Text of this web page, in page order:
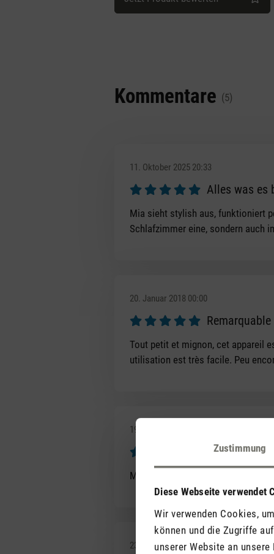
Zustimmung
Diese Webseite verwendet
Wir verwenden Cookies,
können und die Zugriffe
unserer Website an
Kommentare (5)
11. Oktober 2025 20:33
Bewertung mit 5 von 5 Sternen
Alles was es
Mia sieht stylish aus, funktioniert
Schlafzimmer eine, sondern auch
20. Januar 2018 00:00
Bewertung mit 5 von 5 Sternen
Remarquable
Tout petit et mignon, cet appareil
utilisation est très facile. Peu
19. Dezember 2016 00:00
Bewertung mit 5 von 5 Sternen
love it
My mom loves this! it is compact
23. Dezember 2016 00:00